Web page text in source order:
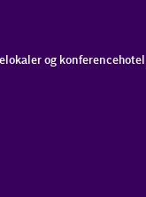
og konferencehotel